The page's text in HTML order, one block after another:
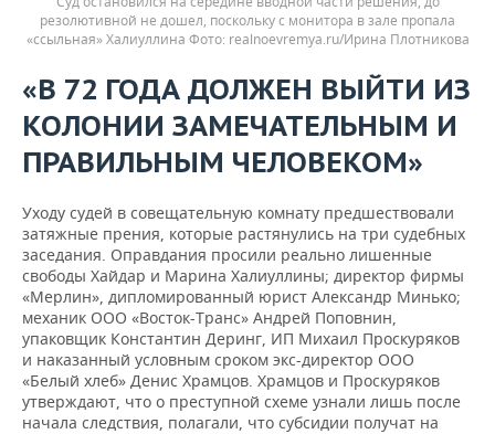
резолютивной не дошел, поскольку с монитора в зале пропала
«ссыльная» Халиуллина
realnoevremya.ru/Ирина Плотникова
«В 72 ГОДА ДОЛЖЕН ВЫЙТИ ИЗ
КОЛОНИИ ЗАМЕЧАТЕЛЬНЫМ И
ПРАВИЛЬНЫМ ЧЕЛОВЕКОМ»
Уходу судей в совещательную комнату предшествовали
затяжные прения, которые растянулись на три судебных
заседания. Оправдания просили реально лишенные
свободы Хайдар и Марина Халиуллины; директор фирмы
«Мерлин», дипломированный юрист Александр Минько;
механик ООО «Восток-Транс» Андрей Поповнин,
упаковщик Константин Деринг, ИП Михаил Проскуряков
и наказанный условным сроком экс-директор ООО
«Белый хлеб» Денис Храмцов. Храмцов и Проскуряков
утверждают, что о преступной схеме узнали лишь после
начала следствия, полагали, что субсидии получат на